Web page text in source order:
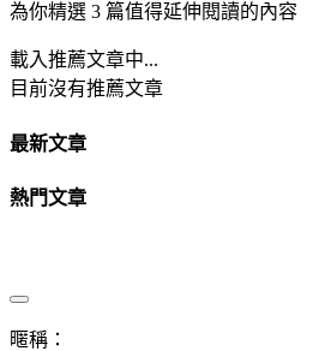
為你精選 3 篇值得延伸閱讀的內容
載入推薦文章中...
目前沒有推薦文章
最新文章
熱門文章
暱稱：